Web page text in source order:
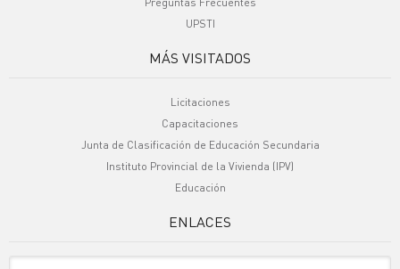
UPSTI
MÁS VISITADOS
Licitaciones
Capacitaciones
Junta de Clasificación de Educación Secundaria
Instituto Provincial de la Vivienda (IPV)
Educación
ENLACES